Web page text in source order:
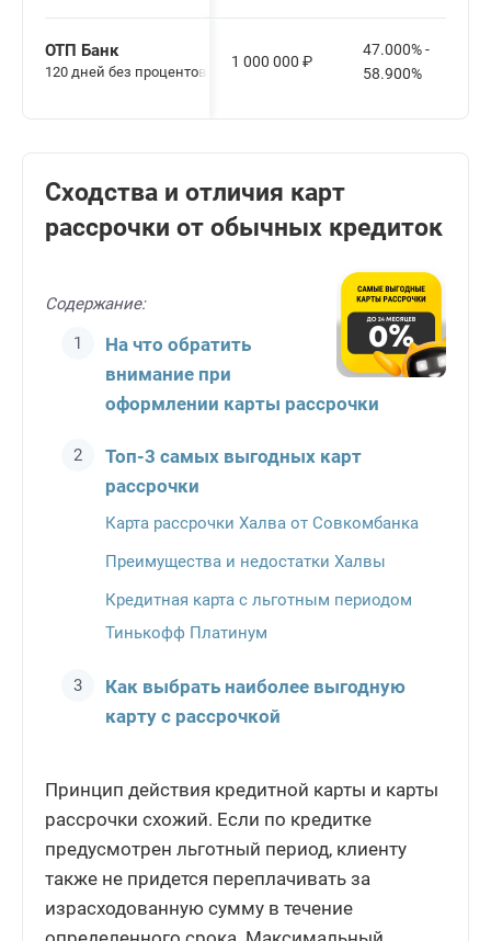
ОТП Банк
120 дней без процентов
1 000 000 ₽
47.000% -
58.900%
Сходства и отличия карт
рассрочки от обычных кредиток
Содержание:
На что обратить
внимание при
оформлении карты рассрочки
Топ-3 самых выгодных карт
рассрочки
Карта рассрочки Халва от Совкомбанка
Преимущества и недостатки Халвы
Кредитная карта с льготным периодом
Тинькофф Платинум
Как выбрать наиболее выгодную
карту с рассрочкой
Принцип действия кредитной карты и карты
рассрочки схожий. Если по кредитке
предусмотрен льготный период, клиенту
также не придется переплачивать за
израсходованную сумму в течение